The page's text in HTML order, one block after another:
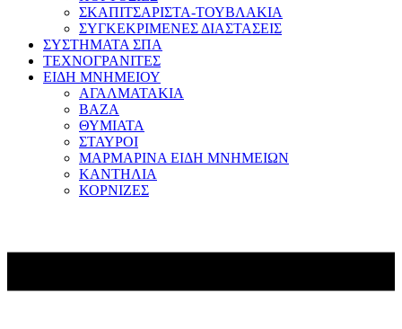
ΣΚΑΠΙΤΣΑΡΙΣΤΑ-ΤΟΥΒΛΑΚΙΑ
ΣΥΓΚΕΚΡΙΜΕΝΕΣ ΔΙΑΣΤΑΣΕΙΣ
ΣΥΣΤΗΜΑΤΑ ΣΠΑ
ΤΕΧΝΟΓΡΑΝΙΤΕΣ
ΕΙΔΗ ΜΝΗΜΕΙΟΥ
ΑΓΑΛΜΑΤΑΚΙΑ
ΒΑΖΑ
ΘΥΜΙΑΤΑ
ΣΤΑΥΡΟΙ
ΜΑΡΜΑΡΙΝΑ ΕΙΔΗ ΜΝΗΜΕΙΩΝ
ΚΑΝΤΗΛΙΑ
ΚΟΡΝΙΖΕΣ